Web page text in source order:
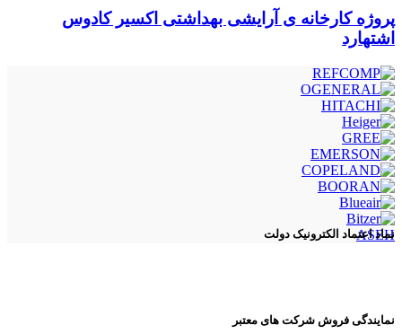
پروژه کارخانه ی آرایشی بهداشتی اکسیر کادوس
اشتهارد
ASEH
نماد اعتماد الکترونیک دولت
نمایندگی فروش شرکت های معتبر